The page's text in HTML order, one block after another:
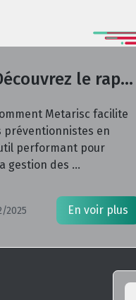
Vidéo - Découvrez le rapport d'étude
Metarisc facilite
préventionnistes en
performant pour
gestion des ...
2025 En voir plus